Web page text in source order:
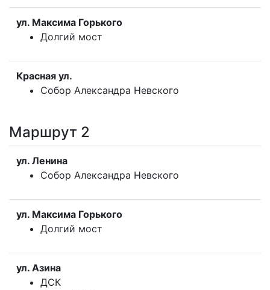
ул. Максима Горького
Долгий мост
Красная ул.
Собор Александра Невского
Маршрут 2
ул. Ленина
Собор Александра Невского
ул. Максима Горького
Долгий мост
ул. Азина
ДСК